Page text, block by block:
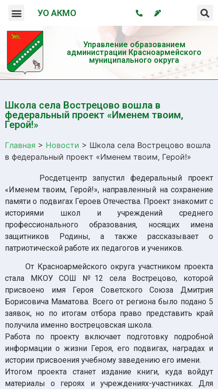
УО АКМО
Управление образованием
администрации Красноармейского
муниципального округа
Школа села Вострецово вошла в
федеральный проект «Именем твоим,
Герой!»
Главная > Новости > Школа села Вострецово вошла
в федеральный проект «Именем твоим, Герой!»
Росдетцентр запустил федеральный проект
«Именем твоим, Герой!», направленный на сохранение
памяти о подвигах Героев Отечества. Проект знакомит с
историями школ и учреждений среднего
профессионального образования, носящих имена
защитников Родины, а также рассказывает о
патриотической работе их педагогов и учеников.
От Красноармейского округа участником проекта
стала МКОУ СОШ №12 села Вострецово, которой
присвоено имя Героя Советского Союза Дмитрия
Борисовича Маматова. Всего от региона было подано 5
заявок, но по итогам отбора право представить край
получила именно вострецовская школа.
Работа по проекту включает подготовку подробной
информации о жизни Героя, его подвигах, наградах и
истории присвоения учебному заведению его имени.
Итогом проекта станет издание книги, куда войдут
материалы о героях и учреждениях-участниках. Для